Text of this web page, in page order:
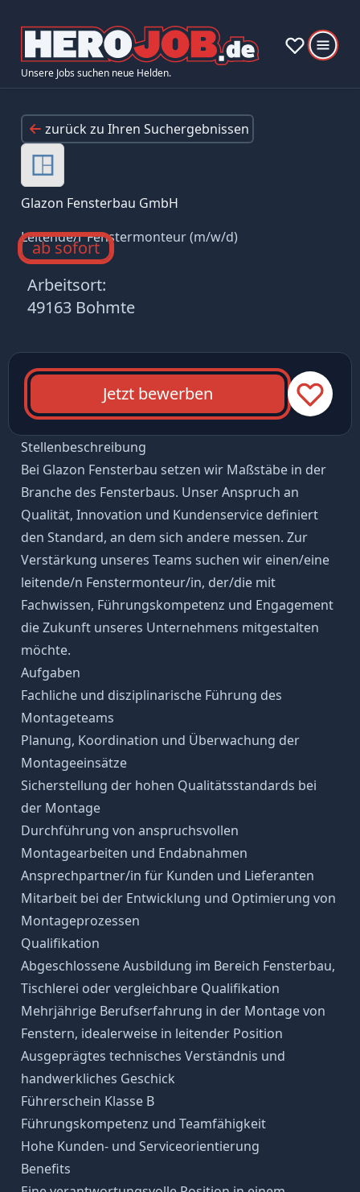
Unsere Jobs suchen neue Helden.
zurück zu Ihren Suchergebnissen
Glazon Fensterbau GmbH
Leitende/r Fenstermonteur (m/w/d)
ab sofort
Arbeitsort:
49163 Bohmte
Jetzt bewerben
Stellenbeschreibung
Bei Glazon Fensterbau setzen wir Maßstäbe in der
Branche des Fensterbaus. Unser Anspruch an
Qualität, Innovation und Kundenservice definiert
den Standard, an dem sich andere messen. Zur
Verstärkung unseres Teams suchen wir einen/eine
leitende/n Fenstermonteur/in, der/die mit
Fachwissen, Führungskompetenz und Engagement
die Zukunft unseres Unternehmens mitgestalten
möchte.
Aufgaben
Fachliche und disziplinarische Führung des
Montageteams
Planung, Koordination und Überwachung der
Montageeinsätze
Sicherstellung der hohen Qualitätsstandards bei
der Montage
Durchführung von anspruchsvollen
Montagearbeiten und Endabnahmen
Ansprechpartner/in für Kunden und Lieferanten
Mitarbeit bei der Entwicklung und Optimierung von
Montageprozessen
Qualifikation
Abgeschlossene Ausbildung im Bereich Fensterbau,
Tischlerei oder vergleichbare Qualifikation
Mehrjährige Berufserfahrung in der Montage von
Fenstern, idealerweise in leitender Position
Ausgeprägtes technisches Verständnis und
handwerkliches Geschick
Führerschein Klasse B
Führungskompetenz und Teamfähigkeit
Hohe Kunden- und Serviceorientierung
Benefits